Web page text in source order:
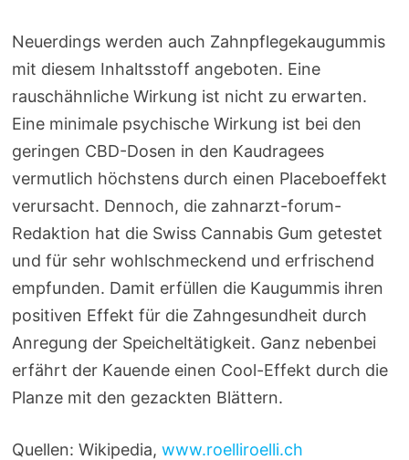
Neuerdings werden auch Zahnpflegekaugummis
mit diesem Inhaltsstoff angeboten. Eine
rauschähnliche Wirkung ist nicht zu erwarten.
Eine minimale psychische Wirkung ist bei den
geringen CBD-Dosen in den Kaudragees
vermutlich höchstens durch einen Placeboeffekt
verursacht. Dennoch, die zahnarzt-forum-
Redaktion hat die Swiss Cannabis Gum getestet
und für sehr wohlschmeckend und erfrischend
empfunden. Damit erfüllen die Kaugummis ihren
positiven Effekt für die Zahngesundheit durch
Anregung der Speicheltätigkeit. Ganz nebenbei
erfährt der Kauende einen Cool-Effekt durch die
Planze mit den gezackten Blättern.
Quellen: Wikipedia, www.roelliroelli.ch